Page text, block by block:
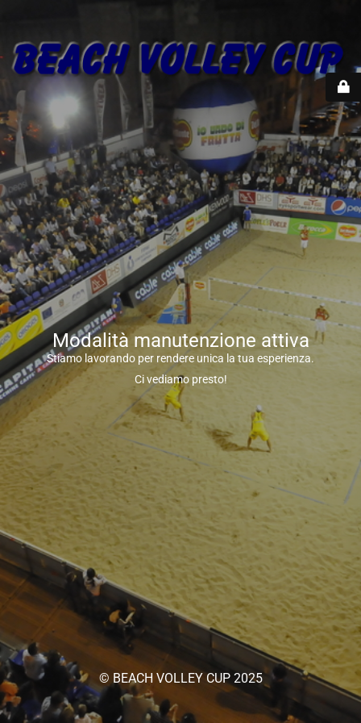
Modalità manutenzione attiva
Stiamo lavorando per rendere unica la tua esperienza.
Ci vediamo presto!
© BEACH VOLLEY CUP 2025